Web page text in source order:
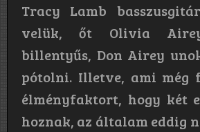
Tracy Lamb
velük, őt Olivia
billentyűs, Don Airey
pótolni. Illetve, ami még
élményfaktort, hogy két
hoznak, az általam eddig